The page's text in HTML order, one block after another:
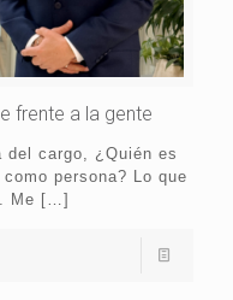
frente a la gente
del cargo, ¿Quién es
persona? Lo que
Me […]